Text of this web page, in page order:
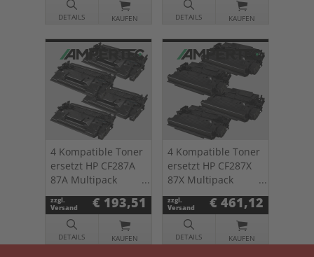
DETAILS KAUFEN DETAILS KAUFEN
4 Kompatible Toner
ersetzt HP CF287A
87A Multipack
schwarz
zzgl.
Versand
€ 193,51
DETAILS KAUFEN
4 Kompatible Toner
ersetzt HP CF287X
87X Multipack
schwarz
zzgl.
Versand
€ 461,12
DETAILS KAUFEN